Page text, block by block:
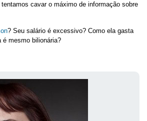
cavar o máximo de informação sobre
? Seu salário é excessivo? Como ela gasta
é mesmo bilionária?